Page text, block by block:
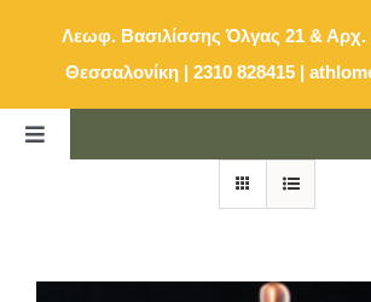
Λεωφ. Βασιλίσσης Όλγας 21 & Αρχ.
Θεσσαλονίκη | 2310 828415 |
Toggle
ΚΑΤΑΛΟΓΟΣ